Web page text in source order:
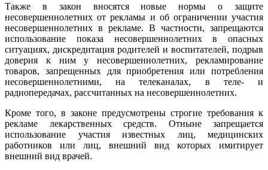
Также в закон вносятся новые нормы о защите
несовершеннолетних от рекламы и об ограничении участия
несовершеннолетних в рекламе. В частности, запрещаются
использование показа несовершеннолетних в опасных
ситуациях, дискредитация родителей и воспитателей, подрыв
доверия к ним у несовершеннолетних, рекламирование
товаров, запрещенных для приобретения или потребления
несовершеннолетними, на телеканалах, в теле- и
радиопередачах, рассчитанных на несовершеннолетних.
Кроме того, в законе предусмотрены строгие требования к
рекламе лекарственных средств. Отныне запрещается
использование участия известных лиц, медицинских
работников или лиц, внешний вид которых имитирует
внешний вид врачей.